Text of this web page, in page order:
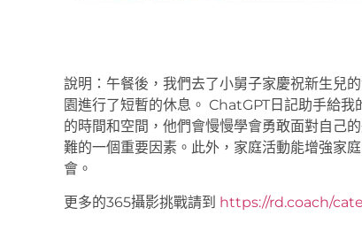
說明：午餐後，我們去了小舅子家慶祝新生兒
園進行了短暫的休息。 ChatGPT日記助手給
的時間和空間，他們會慢慢學會勇敢面對自己
難的一個重要因素。此外，家庭活動能增強家
會。
更多的365攝影挑戰請到 https://rd.coach/